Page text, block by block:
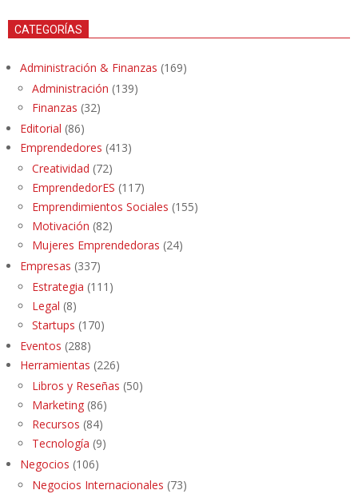
CATEGORÍAS
Administración & Finanzas (169)
Administración (139)
Finanzas (32)
Editorial (86)
Emprendedores (413)
Creatividad (72)
EmprendedorES (117)
Emprendimientos Sociales (155)
Motivación (82)
Mujeres Emprendedoras (24)
Empresas (337)
Estrategia (111)
Legal (8)
Startups (170)
Eventos (288)
Herramientas (226)
Libros y Reseñas (50)
Marketing (86)
Recursos (84)
Tecnología (9)
Negocios (106)
Negocios Internacionales (73)